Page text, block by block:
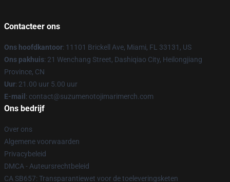
Contacteer ons
Ons hoofdkantoor: 11101 Brickell Ave, Miami, FL 33131, US
Ons pakhuis: 21 Wenchang Street, Dashiqiao City, Heilongjiang
Province, CN
Uur: 21.00 uur 5.00 uur
E-mail : contact@suzumenotojimarimerch.com
Ons bedrijf
Over ons
Algemene voorwaarden
Privacybeleid
DMCA - Auteursrechtbeleid
CA SB657: Transparantiewet voor de toeleveringsketen